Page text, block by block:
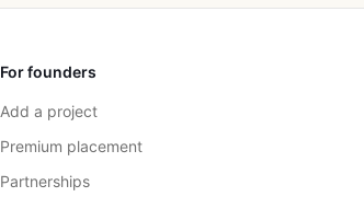
For founders
Add a project
Premium placement
Partnerships